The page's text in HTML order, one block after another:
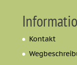
Kontakt